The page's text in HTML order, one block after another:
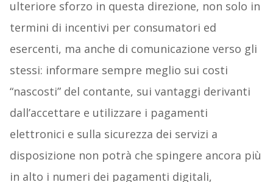
ulteriore sforzo in questa direzione, non solo in
termini di incentivi per consumatori ed
esercenti, ma anche di comunicazione verso gli
stessi: informare sempre meglio sui costi
“nascosti” del contante, sui vantaggi derivanti
dall’accettare e utilizzare i pagamenti
elettronici e sulla sicurezza dei servizi a
disposizione non potrà che spingere ancora più
in alto i numeri dei pagamenti digitali,